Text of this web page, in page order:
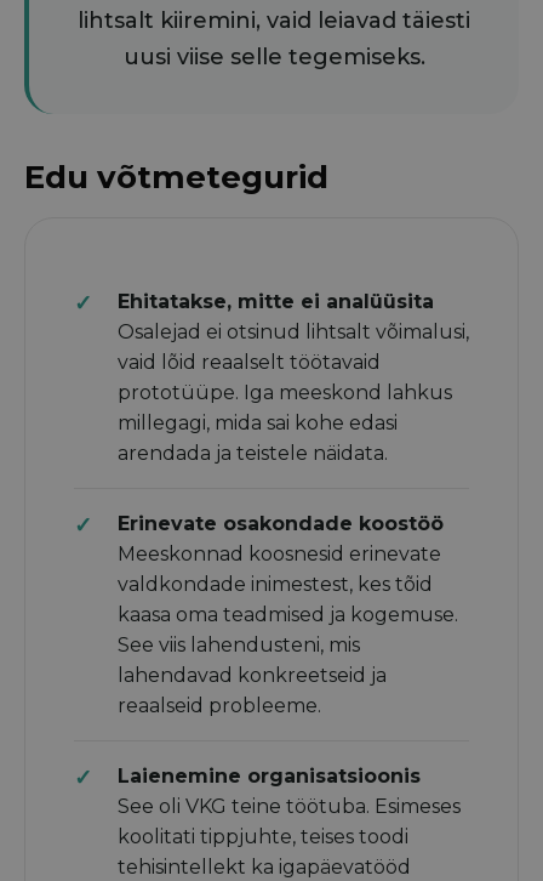
lihtsalt kiiremini, vaid leiavad täiesti
uusi viise selle tegemiseks.
Edu võtmetegurid
Ehitatakse, mitte ei analüüsita
Osalejad ei otsinud lihtsalt võimalusi,
vaid lõid reaalselt töötavaid
prototüüpe. Iga meeskond lahkus
millegagi, mida sai kohe edasi
arendada ja teistele näidata.
Erinevate osakondade koostöö
Meeskonnad koosnesid erinevate
valdkondade inimestest, kes tõid
kaasa oma teadmised ja kogemuse.
See viis lahendusteni, mis
lahendavad konkreetseid ja
reaalseid probleeme.
Laienemine organisatsioonis
See oli VKG teine töötuba. Esimeses
koolitati tippjuhte, teises toodi
tehisintellekt ka igapäevatööd